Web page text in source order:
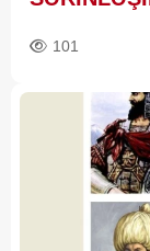
101